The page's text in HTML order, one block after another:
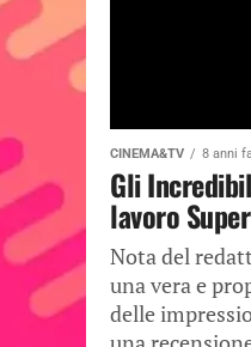
CINEMA&TV 8 anni
Gli
lavoro Super
Nota del
una vera e
delle